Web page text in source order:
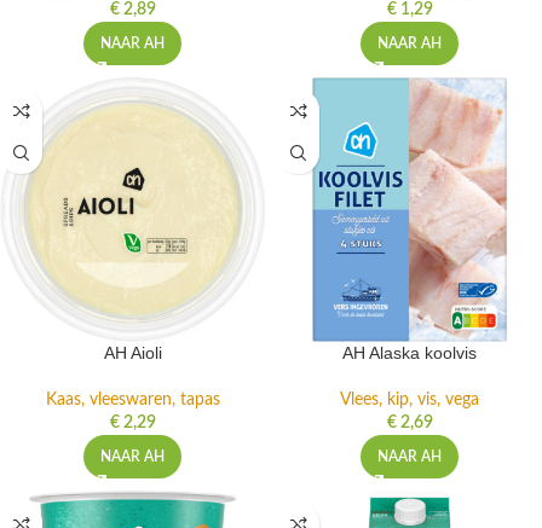
€2,89
NAAR AH
€1,29
NAAR AH
AH Aioli
Kaas, vleeswaren, tapas
€2,29
NAAR AH
AH Alaska koolvis
Vlees, kip, vis, vega
€2,69
NAAR AH